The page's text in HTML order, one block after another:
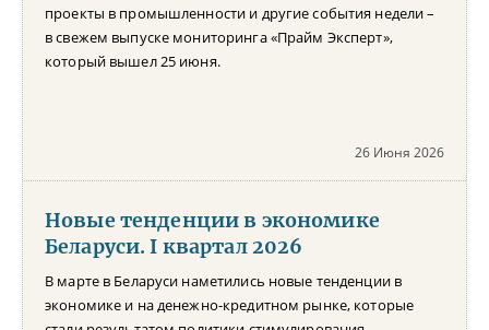
проекты в промышленности и другие события недели –
в свежем выпуске мониторинга «Прайм Эксперт»,
который вышел 25 июня.
26 Июня 2026
Новые тенденции в экономике
Беларуси. I квартал 2026
В марте в Беларуси наметились новые тенденции в
экономике и на денежно-кредитном рынке, которые